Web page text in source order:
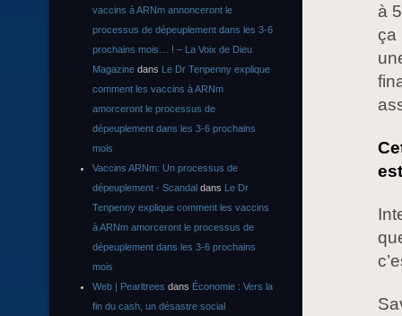
à
ça
vaccins à ARNm annonceront le
processus de dépeuplement dans les 3-6
prochains mois… ! – La Voix de Dieu
Magazine dans Le Dr Tenpenny explique
comment les vaccins à ARNm
amorceront le processus de
dépeuplement dans les 3-6 prochains
mois
Vaccins ARNm: Un processus de
dépeuplement - Scandal dans Le Dr
Tenpenny explique comment les vaccins
à ARNm amorceront le processus de
dépeuplement dans les 3-6 prochains
mois
Web | Pearltrees dans Économie : Vers la
fin du cash, un désastre social